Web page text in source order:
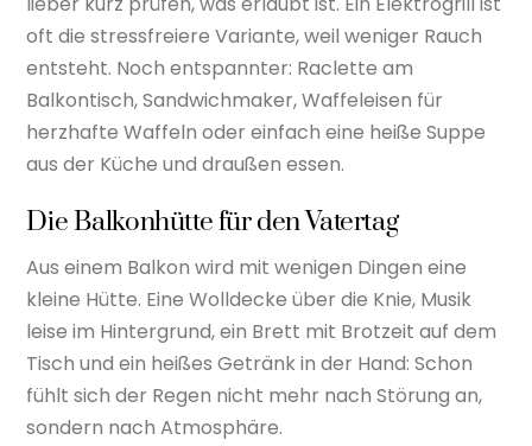
oft die stressfreiere Variante, weil weniger Rauch
entsteht. Noch entspannter: Raclette am
Balkontisch, Sandwichmaker, Waffeleisen für
herzhafte Waffeln oder einfach eine heiße Suppe
aus der Küche und draußen essen.
Die Balkonhütte für den Vatertag
Aus einem Balkon wird mit wenigen Dingen eine
kleine Hütte. Eine Wolldecke über die Knie, Musik
leise im Hintergrund, ein Brett mit Brotzeit auf dem
Tisch und ein heißes Getränk in der Hand: Schon
fühlt sich der Regen nicht mehr nach Störung an,
sondern nach Atmosphäre.